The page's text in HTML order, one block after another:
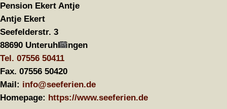
Pension Ekert Antje
Antje Ekert
Seefelderstr. 3
88690 Unteruhldingen
Tel. 07556 50411
Fax. 07556 50420
Mail: info@seeferien.de
Homepage: https://www.seeferien.de